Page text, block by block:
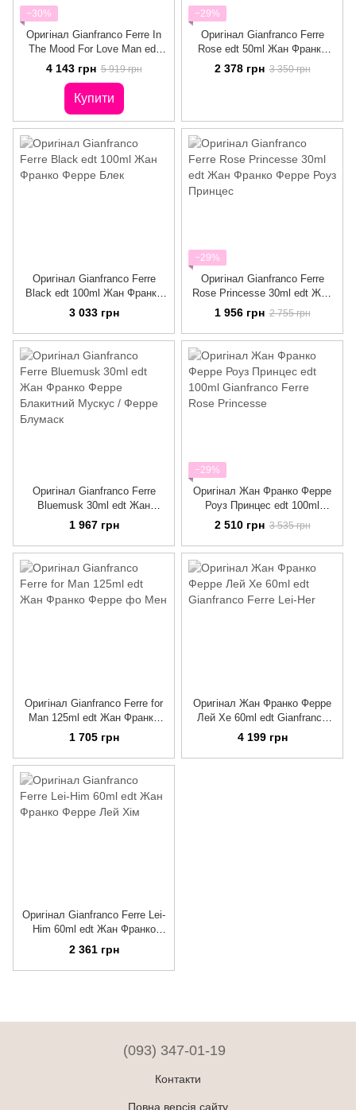
−30%
Оригінал Gianfranco Ferre In
The Mood For Love Man edt
100ml Жан Франко Ферре Ін
Зе Муд фо Лав Мен
4 143 грн 5 919 грн
Купити
−29%
Оригінал Gianfranco Ferre
Rose edt 50ml Жан Франко
Ферре Роуз
2 378 грн 3 350 грн
Оригінал Gianfranco Ferre
Black edt 100ml Жан Франко
Ферре Блек
3 033 грн
−29%
Оригінал Gianfranco Ferre
Rose Princesse 30ml edt Жан
Франко Ферре Роуз Принцес
1 956 грн 2 755 грн
Оригінал Gianfranco Ferre
Bluemusk 30ml edt Жан
Франко Ферре Блакитний
Мускус / Ферре Блумаск
1 967 грн
−29%
Оригінал Жан Франко Ферре
Роуз Принцес edt 100ml
Gianfranco Ferre Rose
Princesse
2 510 грн 3 535 грн
Оригінал Gianfranco Ferre for
Man 125ml edt Жан Франко
Ферре фо Мен
1 705 грн
Оригінал Жан Франко Ферре
Лей Хе 60ml edt Gianfranco
Ferre Lei-Her
4 199 грн
Оригінал Gianfranco Ferre Lei-
Him 60ml edt Жан Франко
Ферре Лей Хім
2 361 грн
(093) 347-01-19
Контакти
Повна версія сайту